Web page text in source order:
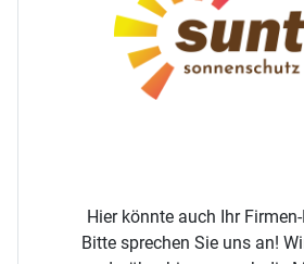
Hier könnte auch Ihr
Bitte sprechen Sie uns an!